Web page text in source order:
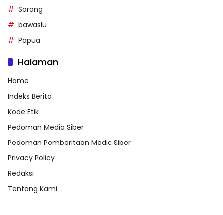
Sorong
bawaslu
Papua
Halaman
Home
Indeks Berita
Kode Etik
Pedoman Media Siber
Pedoman Pemberitaan Media Siber
Privacy Policy
Redaksi
Tentang Kami